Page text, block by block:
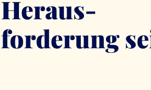
Heraus­
forderung